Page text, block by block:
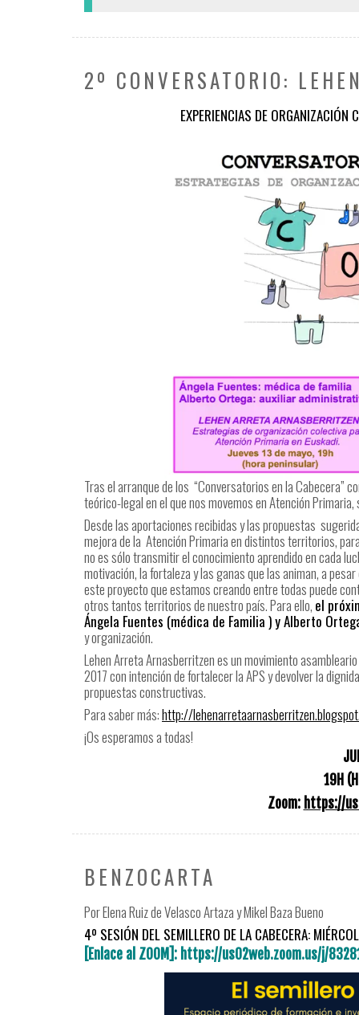
2º CONVERSATORIO:
EXPERIENCIAS DE ORGANIZACIÓN
Tras el arranque de los “Conversatorios en la Cabecera”
teórico-legal en el que nos movemos en Atención
Desde las aportaciones recibidas y las propuestas
mejora de la Atención Primaria en distintos territorios,
no es sólo transmitir el conocimiento aprendido en cada
motivación, la fortaleza y las ganas que las animan, a
este proyecto que estamos creando entre todas puede
otros tantos territorios de nuestro país. Para ello, el
Ángela Fuentes (médica de Familia ) y Alberto
y organización.
Lehen Arreta Arnasberritzen es un movimiento
2017 con intención de fortalecer la APS y devolver la
propuestas constructivas.
Para saber más:http://
¡Os esperamos a todas!
19H
Zoom: https://
BENZOCARTA
Por Elena Ruiz de Velasco Artaza y Mikel Baza Bueno
4º SESIÓN DEL SEMILLERO DE LA CABECERA:
[Enlace al ZOOM]: https://us02web.zoom.us/j/